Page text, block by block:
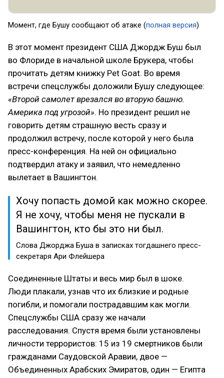
Момент, где Бушу сообщают об атаке (полная версия)
В этот момент президент США Джордж Буш был
во Флориде в начальной школе Брукера, чтобы
прочитать детям книжку Pet Goat. Во время
встречи спецслужбы доложили Бушу следующее:
«Второй самолет врезался во вторую башню.
Америка под угрозой». Но президент решил не
говорить детям страшную весть сразу и
продолжил встречу, после которой у него была
пресс-конференция. На ней он официально
подтвердил атаку и заявил, что немедленно
вылетает в Вашингтон.
Хочу попасть домой как можно скорее.
Я не хочу, чтобы меня не пускали в
Вашингтон, кто бы это ни был.
Слова Джорджа Буша в записках тогдашнего пресс-
секретаря Ари Флейшера
Соединенные Штаты и весь мир был в шоке.
Люди плакали, узнав что их близкие и родные
погибли, и помогали пострадавшим как могли.
Спецслужбы США сразу же начали
расследования. Спустя время были установлены
личности террористов: 15 из 19 смертников были
гражданами Саудовской Аравии, двое —
Объединенных Арабских Эмиратов, один — Египта